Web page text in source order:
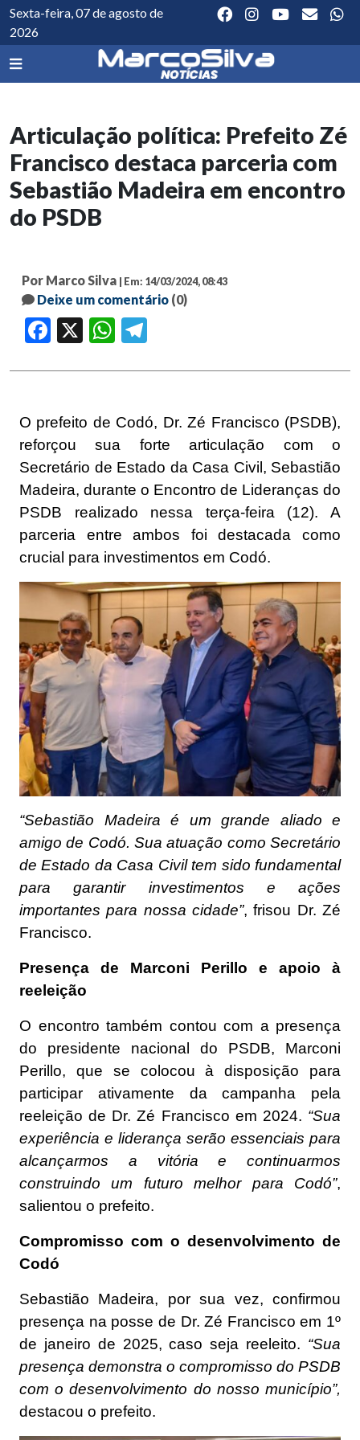
Sexta-feira, 07 de agosto de
2026
Articulação política: Prefeito Zé
Francisco destaca parceria com
Sebastião Madeira em encontro
do PSDB
Por Marco Silva | Em: 14/03/2024, 08:43
Deixe um comentário (0)
Facebook WhatsApp
O prefeito de Codó, Dr. Zé Francisco (PSDB),
reforçou sua forte articulação com o
Secretário de Estado da Casa Civil, Sebastião
Madeira, durante o Encontro de Lideranças do
PSDB realizado nessa terça-feira (12). A
parceria entre ambos foi destacada como
crucial para investimentos em Codó.
“Sebastião Madeira é um grande aliado e
amigo de Codó. Sua atuação como Secretário
de Estado da Casa Civil tem sido fundamental
para garantir investimentos e ações
importantes para nossa cidade”, frisou Dr. Zé
Francisco.
Presença de Marconi Perillo e apoio à
reeleição
O encontro também contou com a presença
do presidente nacional do PSDB, Marconi
Perillo, que se colocou à disposição para
participar ativamente da campanha pela
reeleição de Dr. Zé Francisco em 2024. “Sua
experiência e liderança serão essenciais para
alcançarmos a vitória e continuarmos
construindo um futuro melhor para Codó”,
salientou o prefeito.
Compromisso com o desenvolvimento de
Codó
Sebastião Madeira, por sua vez, confirmou
presença na posse de Dr. Zé Francisco em 1º
de janeiro de 2025, caso seja reeleito. “Sua
presença demonstra o compromisso do PSDB
com o desenvolvimento do nosso município”,
destacou o prefeito.